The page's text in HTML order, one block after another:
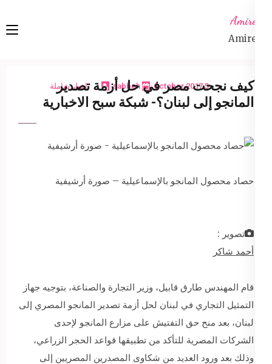
content
Enter)
Amireta
Amireta
5 October 2017
sabbeh اخبار شاملة
كيف نجحت مصر في حل أزمة تصدير
المانجو إلى لبنان؟- شبكة سبح الاخبارية
حصاد محصول المانجو بالإسماعيلية – صورة أرشيفية
تصوير :
أحمد شاكر
قام المهندس طارق قابيل، وزير التجارة والصناعة، بتوجيه جهاز
التمثيل التجاري في لبنان لحل أزمة تصدير المانجو المصري إلى
لبنان، بعد منح حق التفتيش على مزارع المانجو لإحدى
الشركات المصرية للتأكد من تطبيقها قواعد الحجر الزراعي،
وذلك بعد ورود العديد من شكاوى المصدرين المصريين إلى